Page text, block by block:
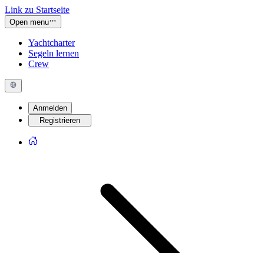
Link zu Startseite
Open menu
Yachtcharter
Segeln lernen
Crew
Anmelden
Registrieren